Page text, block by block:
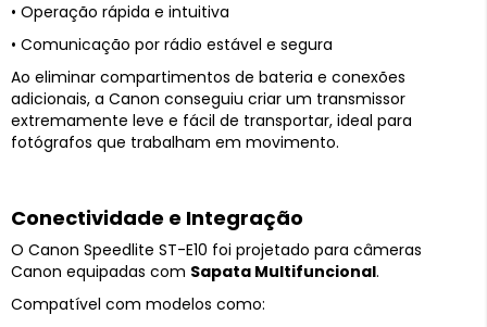
• Operação rápida e intuitiva
• Comunicação por rádio estável e segura
Ao eliminar compartimentos de bateria e conexões
adicionais, a Canon conseguiu criar um transmissor
extremamente leve e fácil de transportar, ideal para
fotógrafos que trabalham em movimento.
Conectividade e Integração
O Canon Speedlite ST-E10 foi projetado para câmeras
Canon equipadas com Sapata Multifuncional.
Compatível com modelos como: